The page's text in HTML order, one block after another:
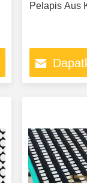
Pelapis Aus